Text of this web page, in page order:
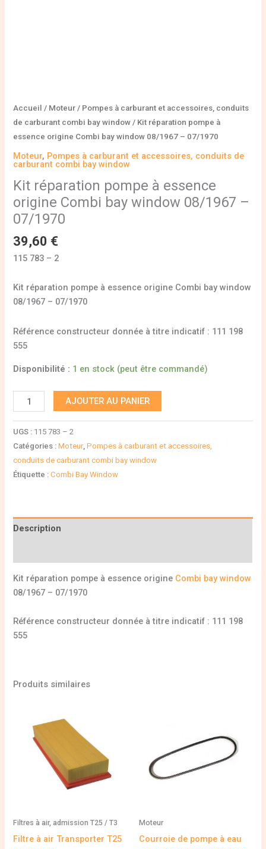
Accueil / Moteur / Pompes à carburant et accessoires, conduits
de carburant combi bay window / Kit réparation pompe à
essence origine Combi bay window 08/1967 – 07/1970
Moteur, Pompes à carburant et accessoires, conduits de
carburant combi bay window
Kit réparation pompe à essence
origine Combi bay window 08/1967 –
07/1970
39,60 €
115 783 – 2
Kit réparation pompe à essence origine Combi bay window
08/1967 – 07/1970
Référence constructeur donnée à titre indicatif : 111 198
555
Disponibilité : 1 en stock (peut être commandé)
AJOUTER AU PANIER
UGS : 115 783 – 2
Catégories :Moteur,Pompes à carburant et accessoires,
conduits de carburant combi bay window
Étiquette :Combi Bay Window
Description
Kit réparation pompe à essence origine Combi bay window
08/1967 – 07/1970
Référence constructeur donnée à titre indicatif : 111 198
555
Produits similaires
Filtres à air, admission T25 / T3
Filtre à air Transporter T25
Moteur
Courroie de pompe à eau